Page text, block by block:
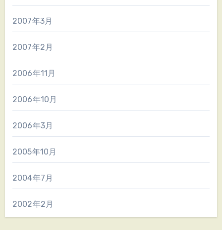
2007年3月
2007年2月
2006年11月
2006年10月
2006年3月
2005年10月
2004年7月
2002年2月